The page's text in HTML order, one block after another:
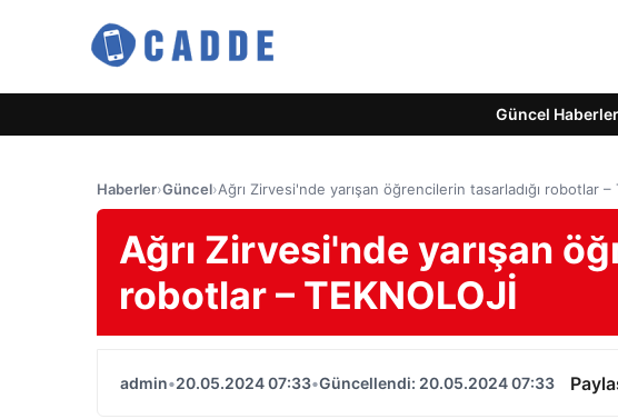
Güncel Haberler
Haberler›Güncel›Ağrı Zirvesi'nde yarışan öğrencilerin tasarladığı robotlar –
Ağrı Zirvesi'nde yarışan
robotlar – TEKNOLOJİ
admin•20.05.2024 07:33•Güncellendi: 20.05.2024 07:33